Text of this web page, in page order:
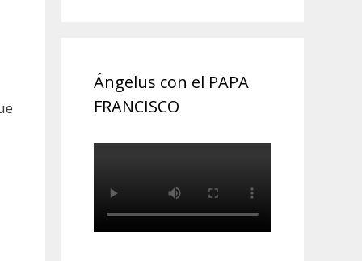
Ángelus con el PAPA
FRANCISCO